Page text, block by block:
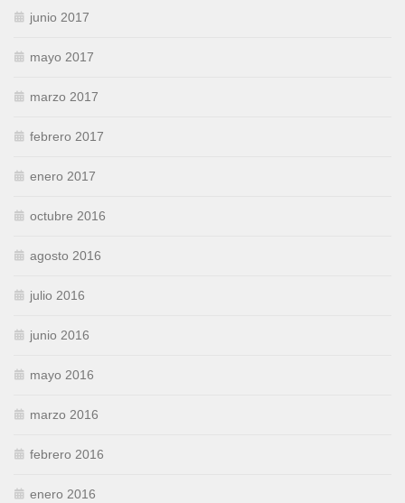
junio 2017
mayo 2017
marzo 2017
febrero 2017
enero 2017
octubre 2016
agosto 2016
julio 2016
junio 2016
mayo 2016
marzo 2016
febrero 2016
enero 2016